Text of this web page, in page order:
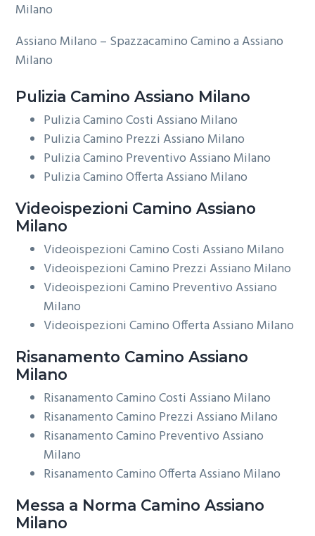
Assiano Milano – Spazzacamino Camino a Assiano
Milano
Pulizia Camino Assiano Milano
Pulizia Camino Costi Assiano Milano
Pulizia Camino Prezzi Assiano Milano
Pulizia Camino Preventivo Assiano Milano
Pulizia Camino Offerta Assiano Milano
Videoispezioni Camino Assiano
Milano
Videoispezioni Camino Costi Assiano Milano
Videoispezioni Camino Prezzi Assiano Milano
Videoispezioni Camino Preventivo Assiano
Milano
Videoispezioni Camino Offerta Assiano Milano
Risanamento Camino Assiano
Milano
Risanamento Camino Costi Assiano Milano
Risanamento Camino Prezzi Assiano Milano
Risanamento Camino Preventivo Assiano
Milano
Risanamento Camino Offerta Assiano Milano
Messa a Norma Camino Assiano
Milano